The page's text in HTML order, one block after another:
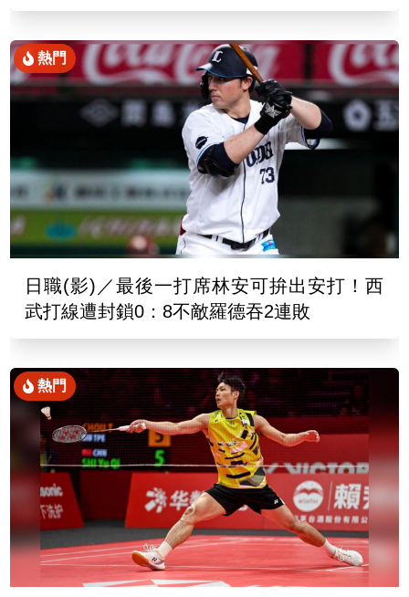
熱門
日職(影)／最後一打席林安可拚出安打！西
武打線遭封鎖0：8不敵羅德吞2連敗
熱門